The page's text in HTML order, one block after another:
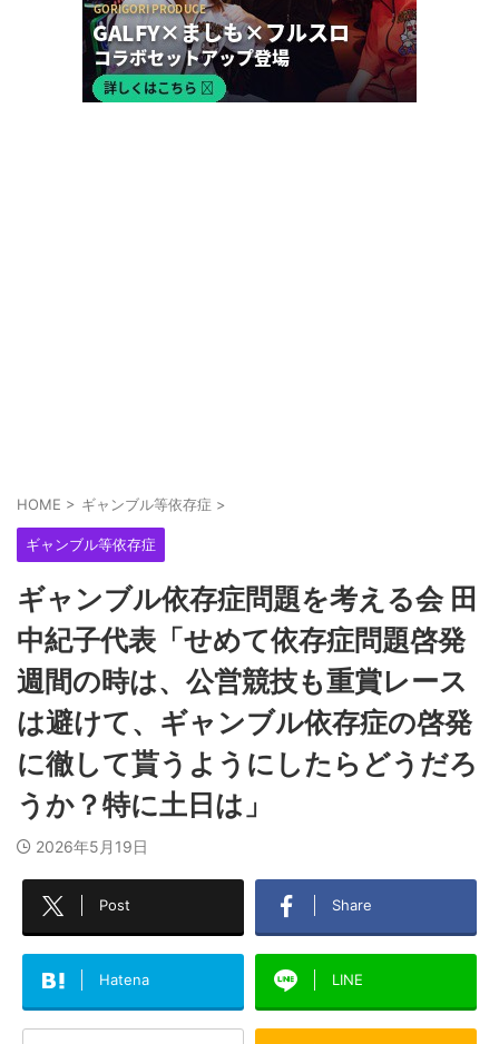
HOME > ギャンブル等依存症 >
ギャンブル等依存症
ギャンブル依存症問題を考える会 田
中紀子代表「せめて依存症問題啓発
週間の時は、公営競技も重賞レース
は避けて、ギャンブル依存症の啓発
に徹して貰うようにしたらどうだろ
うか？特に土日は」
2026年5月19日
Post Share
Hatena LINE